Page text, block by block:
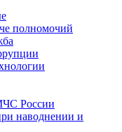
полномочий
России
наводнении и